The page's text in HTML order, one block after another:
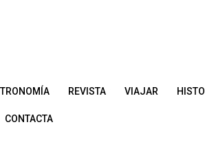
REVISTA VIAJAR
CONTACTA